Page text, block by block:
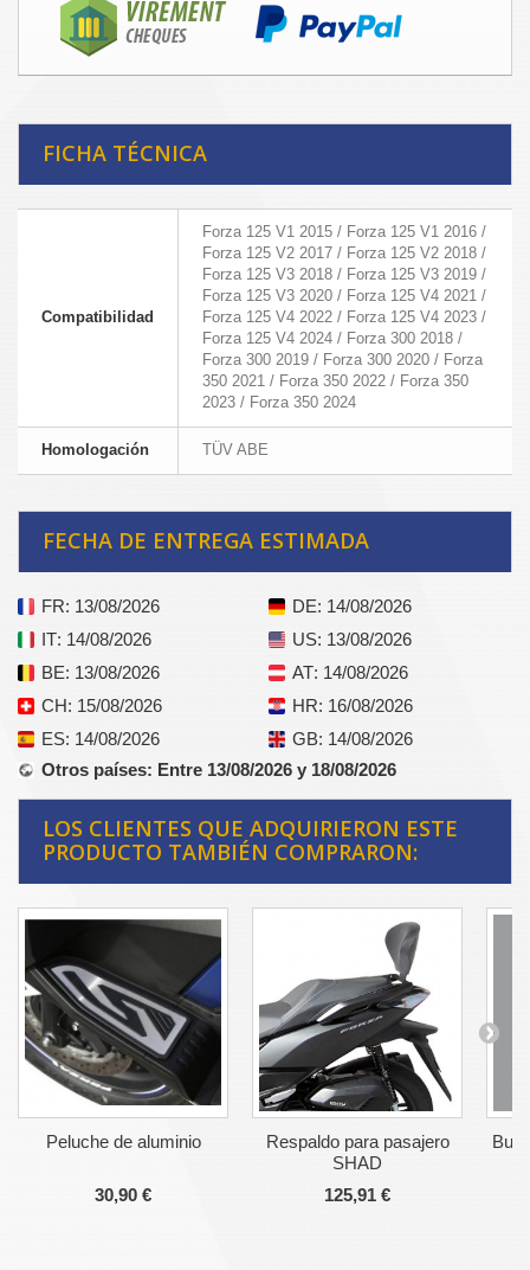
FICHA TÉCNICA
Compatibilidad
Forza 125 V1 2015 / Forza 125 V1 2016 /
Forza 125 V2 2017 / Forza 125 V2 2018 /
Forza 125 V3 2018 / Forza 125 V3 2019 /
Forza 125 V3 2020 / Forza 125 V4 2021 /
Forza 125 V4 2022 / Forza 125 V4 2023 /
Forza 125 V4 2024 / Forza 300 2018 /
Forza 300 2019 / Forza 300 2020 / Forza
350 2021 / Forza 350 2022 / Forza 350
2023 / Forza 350 2024
Homologación TÜV ABE
FECHA DE ENTREGA ESTIMADA
FR: 13/08/2026 DE: 14/08/2026
IT: 14/08/2026 US: 13/08/2026
BE: 13/08/2026 AT: 14/08/2026
CH: 15/08/2026 HR: 16/08/2026
ES: 14/08/2026 GB: 14/08/2026
Otros países: Entre 13/08/2026 y 18/08/2026
LOS CLIENTES QUE ADQUIRIERON ESTE
PRODUCTO TAMBIÉN COMPRARON:
Peluche de aluminio
30,90 €
Respaldo para pasajero
SHAD
125,91 €